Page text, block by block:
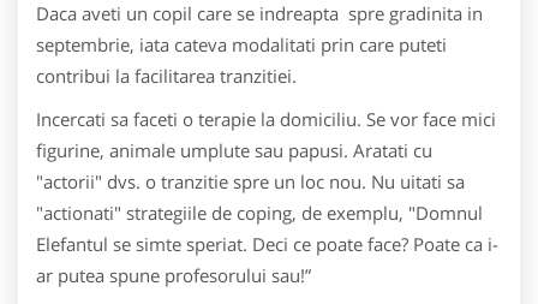
Daca aveti un copil care se indreapta spre gradinita in
septembrie, iata cateva modalitati prin care puteti
contribui la facilitarea tranzitiei.
Incercati sa faceti o terapie la domiciliu. Se vor face mici
figurine, animale umplute sau papusi. Aratati cu
"actorii" dvs. o tranzitie spre un loc nou. Nu uitati sa
"actionati" strategiile de coping, de exemplu, "Domnul
Elefantul se simte speriat. Deci ce poate face? Poate ca i-
ar putea spune profesorului sau!”